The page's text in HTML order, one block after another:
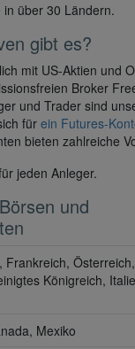
über 30 Ländern.
gibt es?
mit US-Aktien und
Broker
und Trader sind
für ein Futures-
bieten zahlreiche
jeden Anleger.
und
Frankreich,
Königreich,
Mexiko